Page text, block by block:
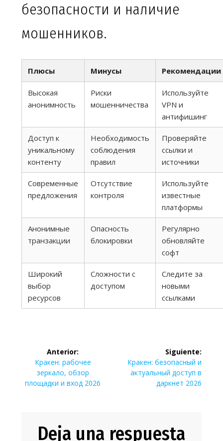
безопасности и наличие
мошенников.
Плюсы Минусы Рекомендации
Высокая
анонимность
Риски
мошенничества
Используйте
VPN и
антифишинг
Доступ к
уникальному
контенту
Необходимость
соблюдения
правил
Проверяйте
ссылки и
источники
Современные
предложения
Отсутствие
контроля
Используйте
известные
платформы
Анонимные
транзакции
Опасность
блокировки
Регулярно
обновляйте
софт
Широкий
выбор
ресурсов
Сложности с
доступом
Следите за
новыми
ссылками
Navegación
entradas
Anterior:
Entrada
anterior:
Кракен: рабочее
зеркало, обзор
площадки и вход 2026
Siguiente:
Siguiente
entrada:
Кракен: безопасный и
актуальный доступ в
даркнет 2026
Deja una respuesta